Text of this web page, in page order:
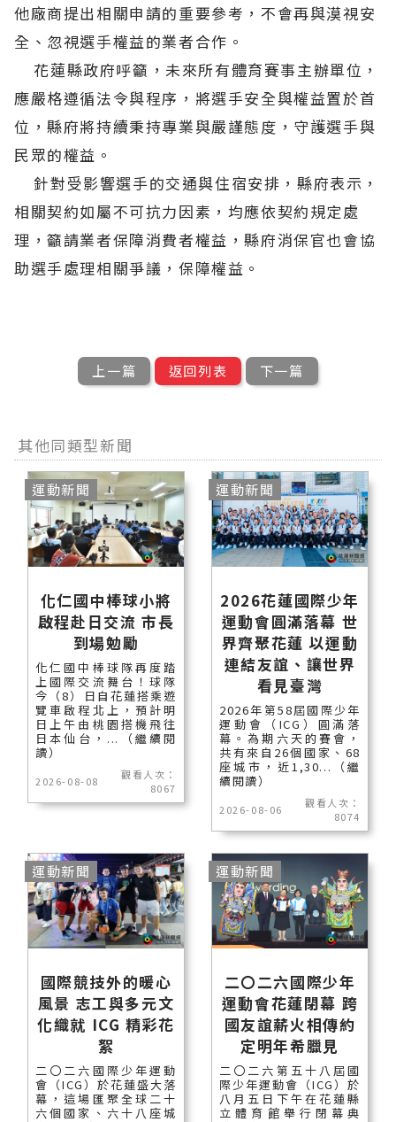
他廠商提出相關申請的重要參考，不會再與漠視安
全、忽視選手權益的業者合作。
花蓮縣政府呼籲，未來所有體育賽事主辦單位，
應嚴格遵循法令與程序，將選手安全與權益置於首
位，縣府將持續秉持專業與嚴謹態度，守護選手與
民眾的權益。
針對受影響選手的交通與住宿安排，縣府表示，
相關契約如屬不可抗力因素，均應依契約規定處
理，籲請業者保障消費者權益，縣府消保官也會協
助選手處理相關爭議，保障權益。
上一篇 返回列表 下一篇
其他同類型新聞
化仁國中棒球小將
啟程赴日交流 市長
到場勉勵
化仁國中棒球隊再度踏
上國際交流舞台！球隊
今（8）日自花蓮搭乘遊
覽車啟程北上，預計明
日上午由桃園搭機飛往
日本仙台，...（繼續閱
讀）
2026-08-08
觀看人次：
8067
運動新聞
2026花蓮國際少年
運動會圓滿落幕 世
界齊聚花蓮 以運動
連結友誼、讓世界
看見臺灣
2026年第58屆國際少年
運動會（ICG）圓滿落
幕。為期六天的賽會，
共有來自26個國家、68
座城市，近1,30...（繼
續閱讀）
2026-08-06
觀看人次：
8074
運動新聞
國際競技外的暖心
風景 志工與多元文
化織就 ICG 精彩花
絮
二〇二六國際少年運動
會（ICG）於花蓮盛大落
幕，這場匯聚全球二十
六個國家、六十八座城
運動新聞
二〇二六國際少年
運動會花蓮閉幕 跨
國友誼薪火相傳約
定明年希臘見
二〇二六第五十八屆國
際少年運動會（ICG）於
八月五日下午在花蓮縣
立體育館舉行閉幕典
運動新聞